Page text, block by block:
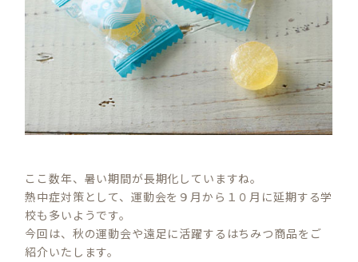
ここ数年、暑い期間が長期化していますね。
熱中症対策として、運動会を９月から１０月に延期する学
校も多いようです。
今回は、秋の運動会や遠足に活躍するはちみつ商品をご
紹介いたします。